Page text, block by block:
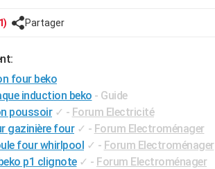
Partager
four beko
induction beko - Guide
poussoir ✓ - Forum Electricité
gazinière four ✓ - Forum Electroménager
four whirlpool ✓ - Forum Electroménager
p1 clignote ✓ - Forum Electroménager